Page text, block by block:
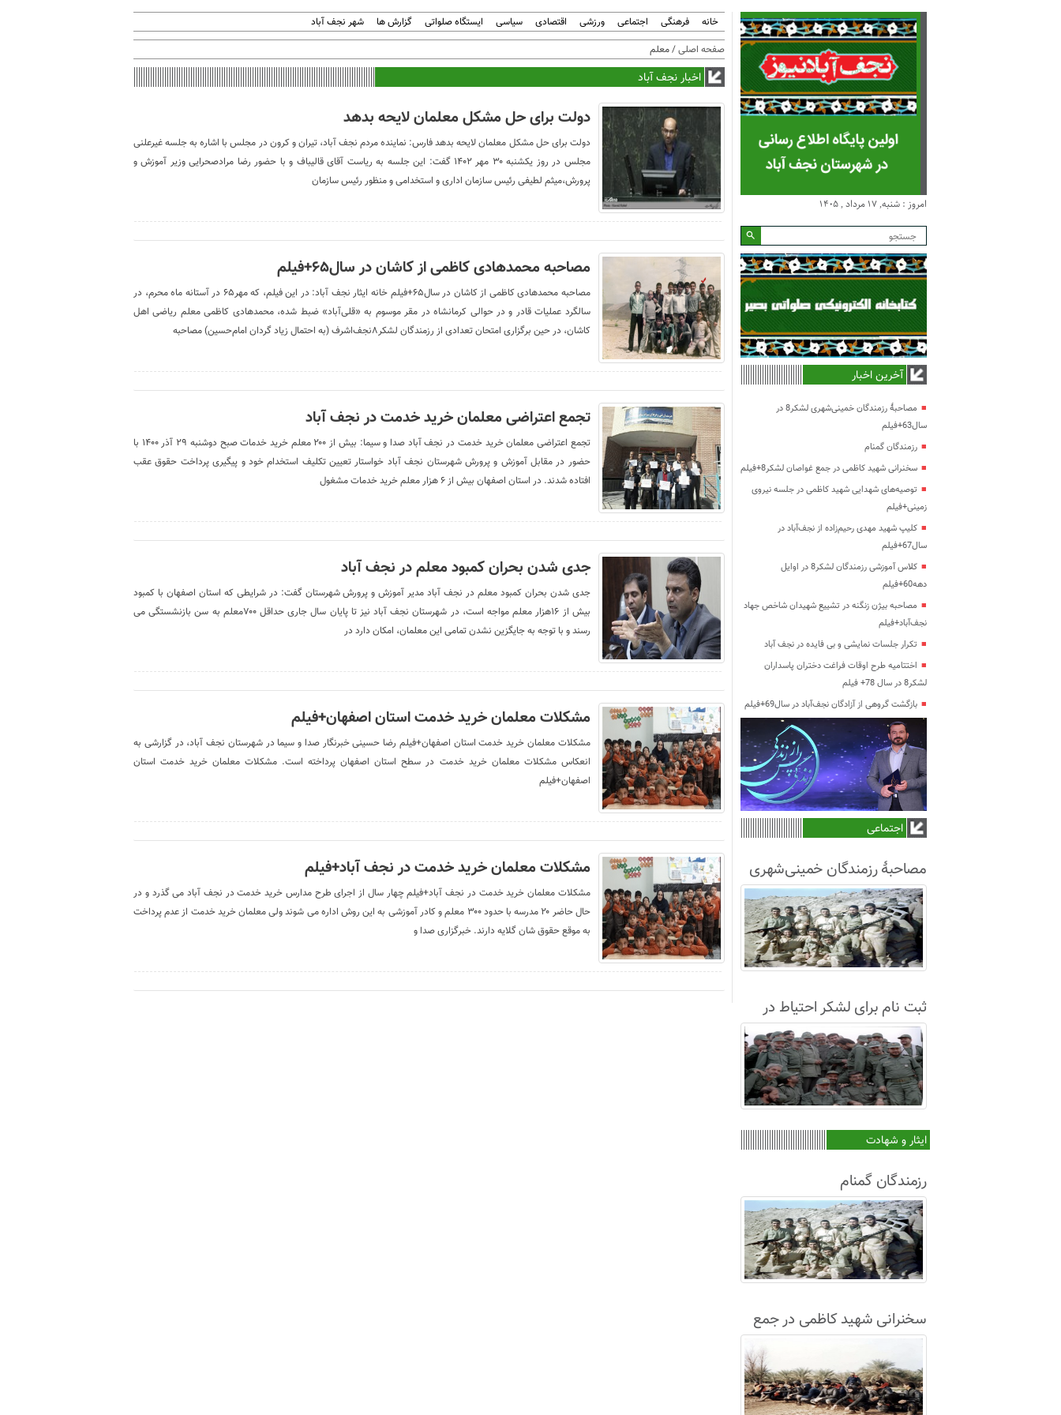
خانه فرهنگی اجتماعی ورزشی اقتصادی سیاسی ایستگاه صلواتی گزارش ها
شهر نجف آباد
صفحه اصلی/ معلم
اخبار نجف آباد
دولت برای حل مشکل معلمان لایحه بدهد
دولت برای حل مشکل معلمان لایحه بدهد فارس: نماینده مردم نجف آباد، تیران و کرون در مجلس با اشاره به جلسه غیرعلنی
مجلس در روز یکشنبه ۳۰ مهر ۱۴۰۲ گفت: این جلسه به ریاست آقای قالیباف و با حضور رضا مرادصحرایی وزیر آموزش و
پرورش،‌میثم لطیفی رئیس سازمان اداری و استخدامی و منظور رئیس سازمان
مصاحبه محمدهادی کاظمی از کاشان در سال۶۵+فیلم
مصاحبه محمدهادی کاظمی از کاشان در سال۶۵+فیلم خانه ایثار نجف آباد: در این فیلم، که مهر۶۵ در آستانه ماه محرم، در
سالگرد عملیات قادر و در حوالی کرمانشاه در مقر موسوم به «قلی‌آباد» ضبط شده، محمدهادی کاظمی معلم ریاضی اهل
کاشان، در حین برگزاری امتحان تعدادی از رزمندگان لشکر۸نجف‌اشرف (به احتمال زیاد گردان امام‌حسین) مصاحبه
تجمع اعتراضی معلمان خرید خدمت در نجف آباد
تجمع اعتراضی معلمان خرید خدمت در نجف آباد صدا و سیما: بیش از ۲۰۰ معلم خرید خدمات صبح دوشنبه ۲۹ آذر ۱۴۰۰ با
حضور در مقابل آموزش و پرورش شهرستان نجف آباد خواستار تعیین تکلیف استخدام خود و پیگیری پرداخت حقوق عقب
افتاده شدند. در استان اصفهان بیش از ۶ هزار معلم خرید خدمات مشغول
جدی شدن بحران کمبود معلم در نجف آباد
جدی شدن بحران کمبود معلم در نجف آباد مدیر آموزش و پرورش شهرستان گفت: در شرایطی که استان اصفهان با کمبود
بیش از ۱۶هزار معلم مواجه است، در شهرستان نجف آباد نیز تا پایان سال جاری حداقل ۷۰۰معلم به سن بازنشستگی می
رسند و با توجه به جایگزین نشدن تمامی این معلمان، امکان دارد در
مشکلات معلمان خرید خدمت استان اصفهان+فیلم
مشکلات معلمان خرید خدمت استان اصفهان+فیلم رضا حسینی خبرنگار صدا و سیما در شهرستان نجف آباد، در گزارشی به
انعکاس مشکلات معلمان خرید خدمت در سطح استان اصفهان پرداخته است. مشکلات معلمان خرید خدمت استان
اصفهان+فیلم
مشکلات معلمان خرید خدمت در نجف آباد+فیلم
مشکلات معلمان خرید خدمت در نجف آباد+فیلم چهار سال از اجرای طرح مدارس خرید خدمت در نجف آباد می گذرد و در
حال حاضر ۲۰ مدرسه با حدود ۳۰۰ معلم و کادر آموزشی به این روش اداره می شوند ولی معلمان خرید خدمت از عدم پرداخت
به موقع حقوق شان گلایه دارند. خبرگزاری صدا و
امروز : شنبه, ۱۷ مرداد , ۱۴۰۵
آخرین اخبار
مصاحبۀ رزمندگان خمینی‌شهری لشکر8 در
سال63+فیلم
رزمندگان گمنام
سخنرانی شهید کاظمی در جمع غواصان لشکر8+فیلم
توصیه‌های شهدایی شهید کاظمی در جلسه نیروی
زمینی+فیلم
کلیپ شهید مهدی رحیم‌زاده از نجف‌آباد در
سال67+فیلم
کلاس آموزشی رزمندگان لشکر8 در اوایل
دهه60+فیلم
مصاحبه بیژن زنگنه در تشییع شهیدان شاخص جهاد
نجف‌آباد+فیلم
تکرار جلسات نمایشی و بی فایده در نجف آباد
اختتامیه طرح اوقات فراغت دختران پاسداران
لشکر8 در سال 78+ فیلم
بازگشت گروهی از آزادگان نجف‌آباد در سال69+فیلم
اجتماعی
مصاحبۀ رزمندگان خمینی‌شهری
لشکر8 در سال63+فیلم
ثبت نام برای لشکر احتیاط در
نجف آباد
ایثار و شهادت
رزمندگان گمنام
سخنرانی شهید کاظمی در جمع
غواصان لشکر8+فیلم